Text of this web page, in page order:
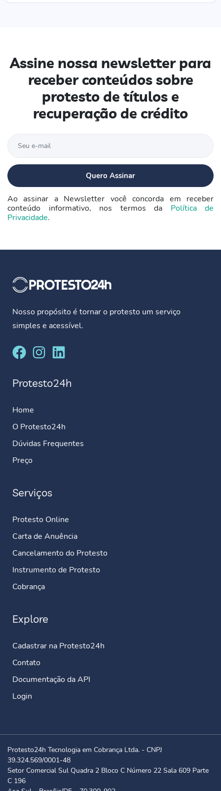
Assine nossa newsletter para
receber conteúdos sobre
protesto de títulos e
recuperação de crédito
Ao assinar a Newsletter você concorda em receber
conteúdo informativo, nos termos da Política de
Privacidade.
Nosso propósito é tornar o protesto um serviço
simples e acessível.
Protesto24h
Home
O Protesto24h
Dúvidas Frequentes
Preço
Serviços
Protesto Online
Carta de Anuência
Cancelamento do Protesto
Instrumento de Protesto
Cobrança
Explore
Cadastrar na Protesto24h
Contato
Documentação da API
Login
Protesto24h Tecnologia em Cobrança Ltda. - CNPJ
39.324.569/0001-48
Setor Comercial Sul Quadra 2 Bloco C Número 22 Sala 609 Parte
C 196